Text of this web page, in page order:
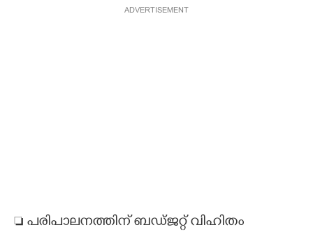
ADVERTISEMENT
 പരിപാലനത്തിന് ബഡ്ജറ്റ് വിഹിതം